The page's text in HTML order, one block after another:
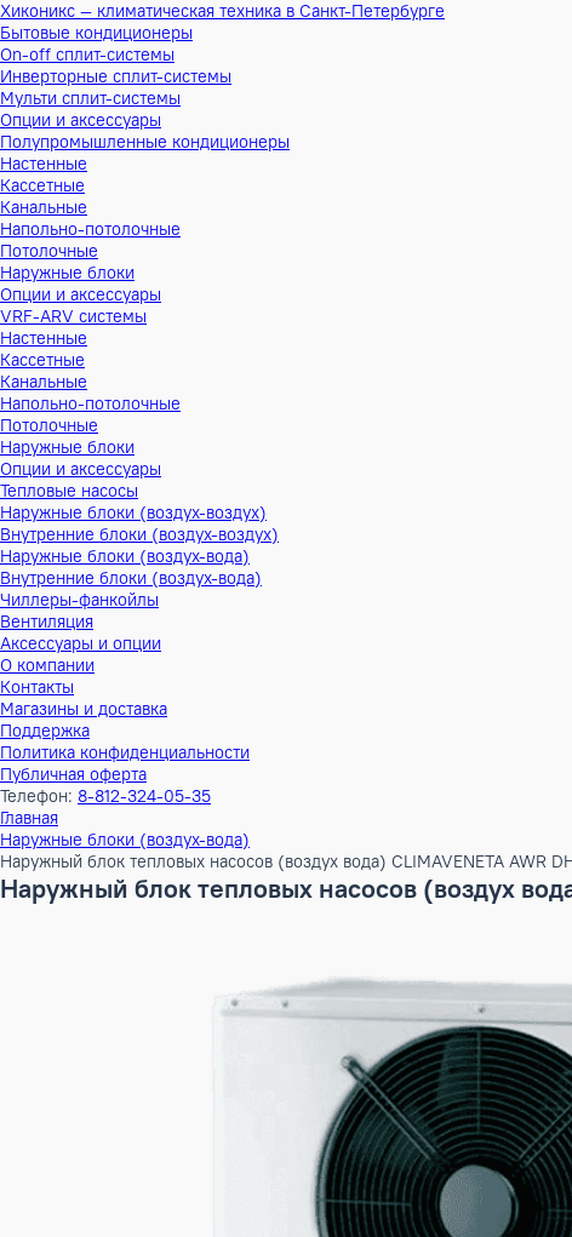
Хиконикс — климатическая техника в Санкт-Петербурге
Бытовые кондиционеры
On-off сплит-системы
Инверторные сплит-системы
Мульти сплит-системы
Опции и аксессуары
Полупромышленные кондиционеры
Настенные
Кассетные
Канальные
Напольно-потолочные
Потолочные
Наружные блоки
Опции и аксессуары
VRF-ARV системы
Настенные
Кассетные
Канальные
Напольно-потолочные
Потолочные
Наружные блоки
Опции и аксессуары
Тепловые насосы
Наружные блоки (воздух-воздух)
Внутренние блоки (воздух-воздух)
Наружные блоки (воздух-вода)
Внутренние блоки (воздух-вода)
Чиллеры-фанкойлы
Вентиляция
Аксессуары и опции
О компании
Контакты
Магазины и доставка
Поддержка
Политика конфиденциальности
Публичная оферта
Телефон:8-812-324-05-35
Главная
Наружный блок тепловых насосов